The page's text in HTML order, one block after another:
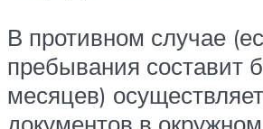
В противном случае
пребывания составит
месяцев)
документов в